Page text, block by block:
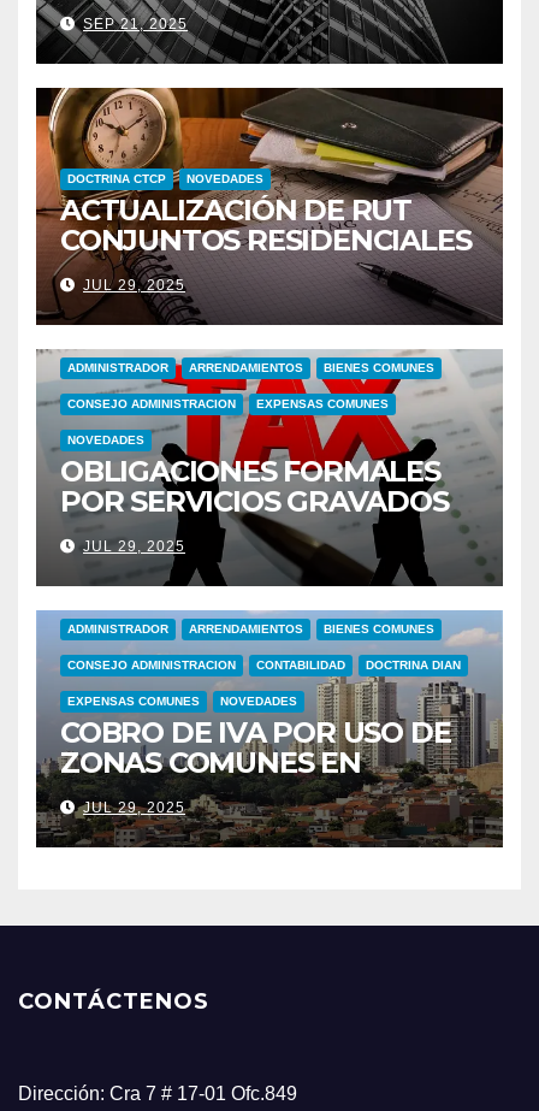
SEP 21, 2025
DOCTRINA CTCP NOVEDADES
ACTUALIZACIÓN DE RUT
CONJUNTOS RESIDENCIALES
CANCELANDO
RESPONSABILIDAD POR IVA
JUL 29, 2025
ADMINISTRADOR ARRENDAMIENTOS BIENES COMUNES
CONSEJO ADMINISTRACION EXPENSAS COMUNES
NOVEDADES
OBLIGACIONES FORMALES
POR SERVICIOS GRAVADOS
CON IVA POR USO ZONAS
COMUNES
JUL 29, 2025
ADMINISTRADOR ARRENDAMIENTOS BIENES COMUNES
CONSEJO ADMINISTRACION CONTABILIDAD DOCTRINA DIAN
EXPENSAS COMUNES NOVEDADES
COBRO DE IVA POR USO DE
ZONAS COMUNES EN
CONJUNTOS RESIDENCIALES
JUL 29, 2025
CONTÁCTENOS
Dirección: Cra 7 # 17-01 Ofc.849